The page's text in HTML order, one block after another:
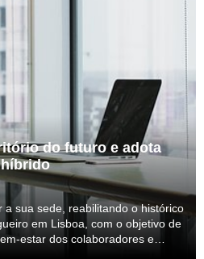
do futuro e adota
a sua sede, reabilitando o histórico
em Lisboa, com o objetivo de
estar dos colaboradores e